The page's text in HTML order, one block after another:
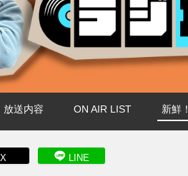
放送内容 ON AIR LIST 新鮮
X LINE